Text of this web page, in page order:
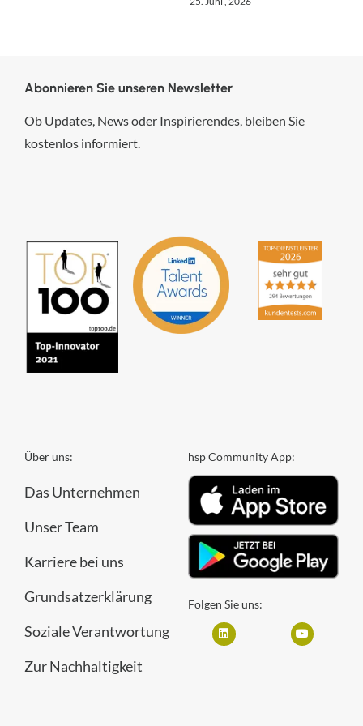
Abonnieren Sie unseren Newsletter
Ob Updates, News oder Inspirierendes, bleiben Sie
kostenlos informiert.
Über uns:
Das Unternehmen
Unser Team
Karriere bei uns
Grundsatzerklärung
Soziale Verantwortung
Zur Nachhaltigkeit
hsp Community App:
Folgen Sie uns: